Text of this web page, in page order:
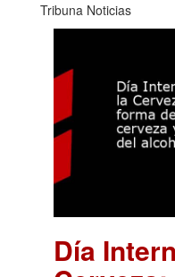
Tribuna Noticias
Día